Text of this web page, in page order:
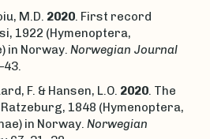
M.D. 2020. First record
1922 (Hymenoptera,
in Norway. Norwegian Journal
F. & Hansen, L.O. 2020. The
Ratzeburg, 1848 (Hymenoptera,
in Norway. Norwegian